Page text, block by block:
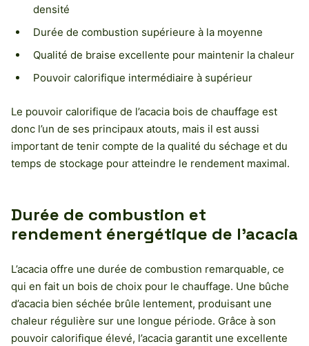
densité
Durée de combustion supérieure à la moyenne
Qualité de braise excellente pour maintenir la chaleur
Pouvoir calorifique intermédiaire à supérieur
Le pouvoir calorifique de l’acacia bois de chauffage est
donc l’un de ses principaux atouts, mais il est aussi
important de tenir compte de la qualité du séchage et du
temps de stockage pour atteindre le rendement maximal.
Durée de combustion et
rendement énergétique de l’acacia
L’acacia offre une durée de combustion remarquable, ce
qui en fait un bois de choix pour le chauffage. Une bûche
d’acacia bien séchée brûle lentement, produisant une
chaleur régulière sur une longue période. Grâce à son
pouvoir calorifique élevé, l’acacia garantit une excellente